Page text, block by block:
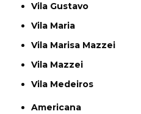
Vila Gustavo
Vila Maria
Vila Marisa Mazzei
Vila Mazzei
Vila Medeiros
Americana